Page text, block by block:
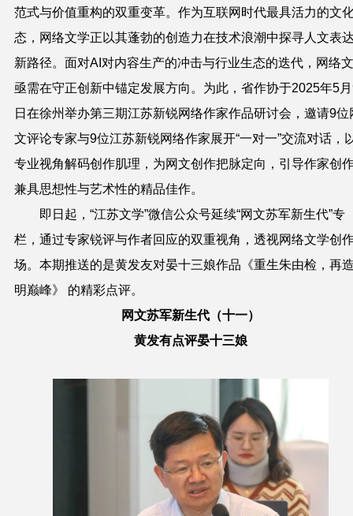
范式与价值重构的双重变革。作为互联网时代最具活力的文
态，网络文学正以其蓬勃的创造力在技术浪潮中探寻人文表
新路径。面对AI对内容生产的冲击与行业生态的迭代，网络
亟需在守正创新中锚定发展方向。为此，省作协于2025年5
日在徐州举办第三期江苏新锐网络作家作品研讨会，邀请9位
文评论专家与9位江苏新锐网络作家展开“一对一”交流对话，
专业视角解码创作肌理，为网文创作把脉定向，引导作家创
兼具思想性与艺术性的精品佳作。
即日起，“江苏文学”微信公众号延续“网文苏军新生代”专
栏，通过专家锐评与作者回应的双重视角，透视网络文学创
场。本期推送的是黄发友对晏十三娘作品《重生朱由检，再
明巅峰》 的精彩点评。
网文苏军新生代（十一）
黄发有点评晏十三娘